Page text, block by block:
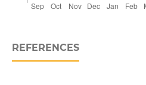
REFERENCES